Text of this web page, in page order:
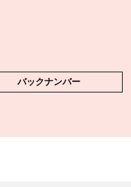
バックナンバー